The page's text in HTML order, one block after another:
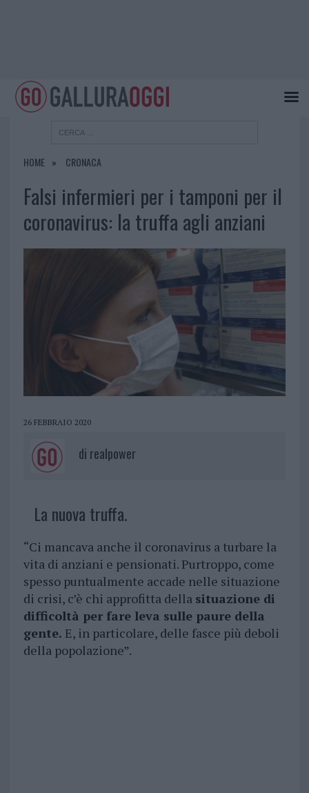
HOME CRONACA
Falsi infermieri per i tamponi per il
coronavirus: la truffa agli anziani
26 FEBBRAIO 2020
di realpower
La nuova truffa.
“Ci mancava anche il coronavirus a turbare la
vita di anziani e pensionati. Purtroppo, come
spesso puntualmente accade nelle situazione
di crisi, c’è chi approfitta della situazione di
difficoltà per fare leva sulle paure della
gente. E, in particolare, delle fasce più deboli
della popolazione”.